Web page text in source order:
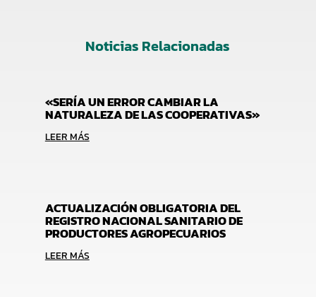
Noticias Relacionadas
«SERÍA UN ERROR CAMBIAR LA
NATURALEZA DE LAS COOPERATIVAS»
LEER MÁS
ACTUALIZACIÓN OBLIGATORIA DEL
REGISTRO NACIONAL SANITARIO DE
PRODUCTORES AGROPECUARIOS
LEER MÁS